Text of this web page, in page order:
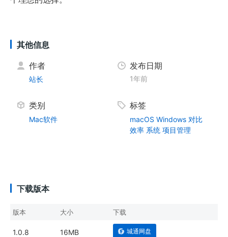
其他信息
作者
站长
发布日期
1年前
类别
Mac软件
标签
macOS Windows 对比
效率 系统 项目管理
下载版本
版本 大小 下载
1.0.8 16MB 城通网盘